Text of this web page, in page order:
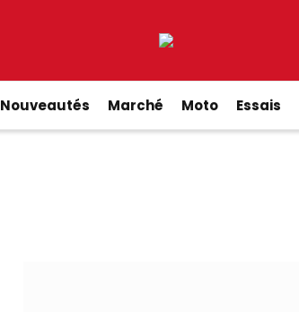
Nouveautés Marché Moto Essais